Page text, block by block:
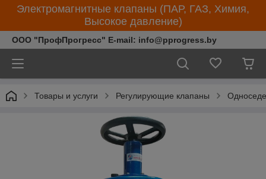
Электромагнитные клапаны (ПАР, ГАЗ, Химия,
Высокое давление)
ООО "ПрофПрогресс" E-mail: info@pprogress.by
Товары и услуги Регулирующие клапаны